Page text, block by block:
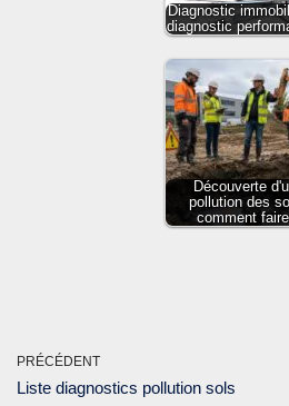
Diagnostic
diagnostic
Découverte
pollution des
comment
PRÉCÉDENT
Liste diagnostics pollution sols